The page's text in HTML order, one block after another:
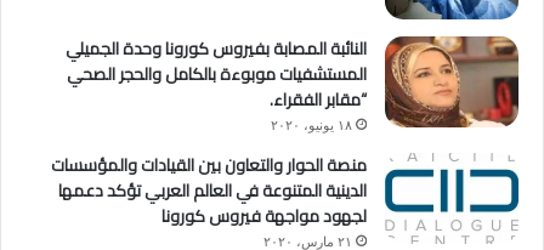
النائبة المصابة بفيروس كورونا وحدة الجميلي
المستشفيات موبوءة بالكامل والحجر الصحي
“مقابر الفقراء.
١٨ يونيو، ٢٠٢٠
منصة الحوار والتعاون بين القيادات والمؤسسات
الدينية المتنوعة في العالم العربي تؤكد دعمها
لجهود مواجهة فيروس كورونا
٢١ مارس، ٢٠٢٠